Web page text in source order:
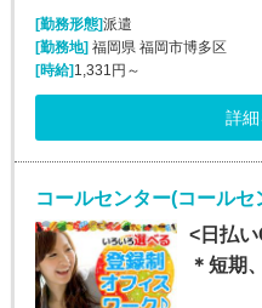
[勤務形態]派遣
[勤務地]福岡県 福岡市博多区
[時給]1,331円～
詳
コールセンター(コールセ
<日払
＊短期